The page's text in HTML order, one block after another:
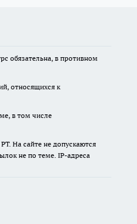
обязательна, в противном
относящихся к
в том числе
На сайте не допускаются
не по теме. IP-адреса